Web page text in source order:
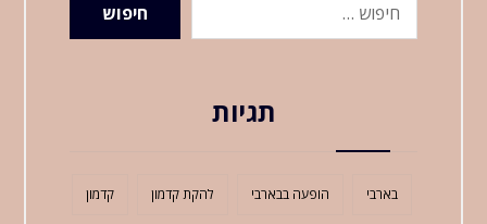
חיפוש
תגיות
בארבי הופעה בבארבי להקת קדמון קדמון